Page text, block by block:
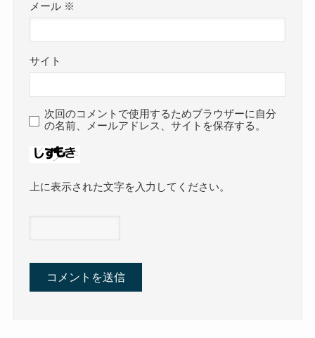
メール ※
サイト
次回のコメントで使用するためブラウザーに自分
の名前、メールアドレス、サイトを保存する。
上に表示された文字を入力してください。